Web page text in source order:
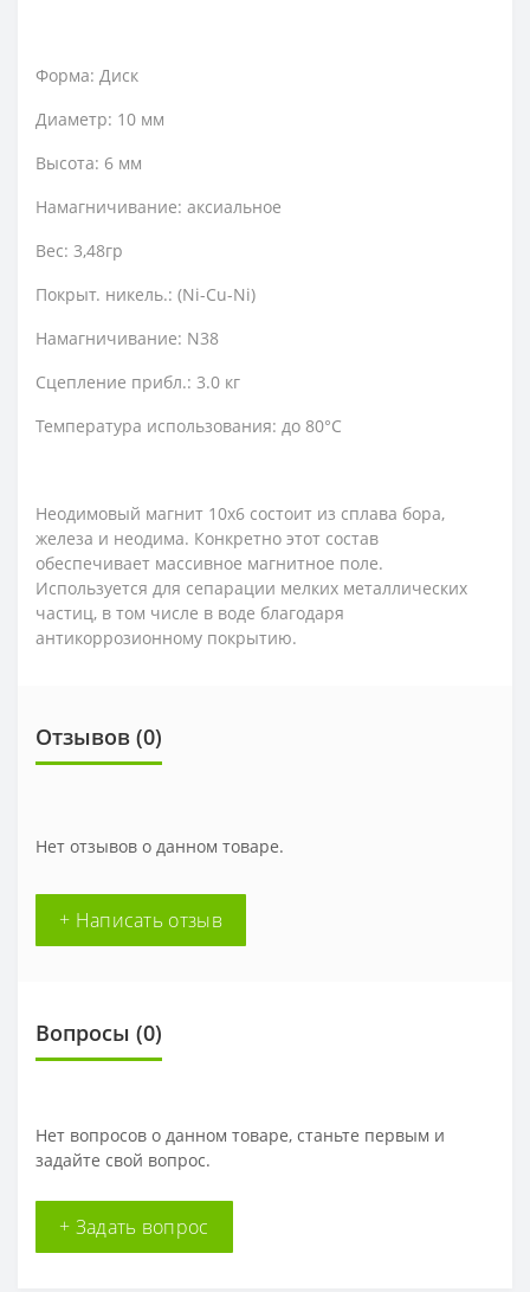
Форма: Диск
Диаметр: 10 мм
Высота: 6 мм
Намагничивание: аксиальное
Вес: 3,48гр
Покрыт. никель.: (Ni-Cu-Ni)
Намагничивание: N38
Сцепление прибл.: 3.0 кг
Температура использования: до 80°C
Неодимовый магнит 10х6 состоит из сплава бора,
железа и неодима. Конкретно этот состав
обеспечивает массивное магнитное поле.
Используется для сепарации мелких металлических
частиц, в том числе в воде благодаря
антикоррозионному покрытию.
Отзывов (0)
Нет отзывов о данном товаре.
+ Написать отзыв
Вопросы (0)
Нет вопросов о данном товаре, станьте первым и
задайте свой вопрос.
+ Задать вопрос